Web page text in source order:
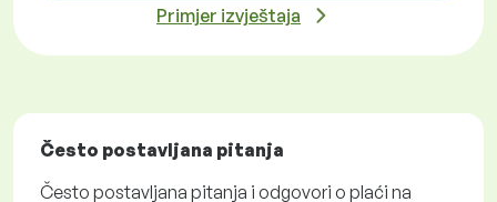
Primjer izvještaja
Često postavljana pitanja
Često postavljana pitanja i odgovori o plaći na